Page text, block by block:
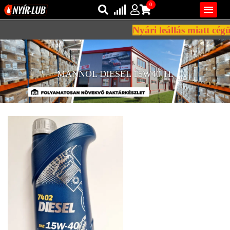
REGISZTRÁCIÓ
KENŐANYAGOK
KENŐANYAGOK
NORMÁK
VISZKOZITÁSOK
ADALÉKOK

Bejelentkezés
Regisztráció
0
AZ ÖN KOSARA ÜRES
Nyári leállás miatt
MANNOL DIESEL 15W40 1L